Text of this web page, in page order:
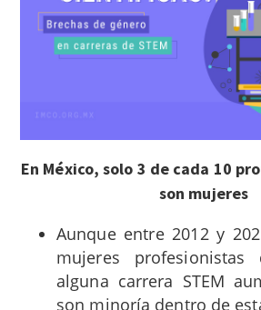
En México, solo 3 de cada 10
son mujeres
Aunque entre 2012 y
mujeres profesionistas
alguna carrera STEM
son minoría dentro de